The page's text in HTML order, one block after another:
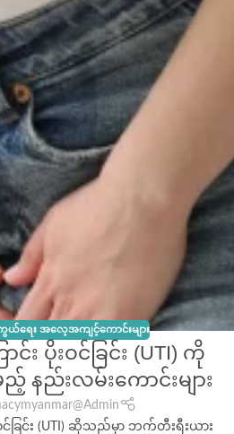
ယ်ရေး အလေ့အကျင့်ကောင်းများ
း ပိုးဝင်ခြင်း (UTI) ကို
နည်းလမ်းကောင်းများ
င်ခြင်း (UTI) ဆိုသည်မှာ ဘက်တီးရီးယား